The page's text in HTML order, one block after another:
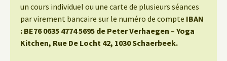
un cours individuel ou une carte de plusieurs séances
par virement bancaire sur le numéro de compte IBAN
: BE76 0635 4774 5695 de Peter Verhaegen – Yoga
Kitchen, Rue De Locht 42, 1030 Schaerbeek.